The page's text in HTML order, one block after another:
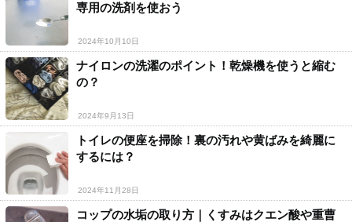
専用の洗剤を使おう
2024年10月10日
ナイロンの洗濯のポイント！乾燥機を使うと縮む
の？
2024年9月13日
トイレの便座を掃除！裏の汚れや黄ばみを綺麗に
するには？
2024年11月28日
コップの水垢の取り方｜くすみはクエン酸や重曹